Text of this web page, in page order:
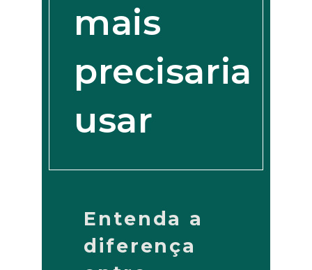
mais
precisaria
usar
Entenda a
diferença